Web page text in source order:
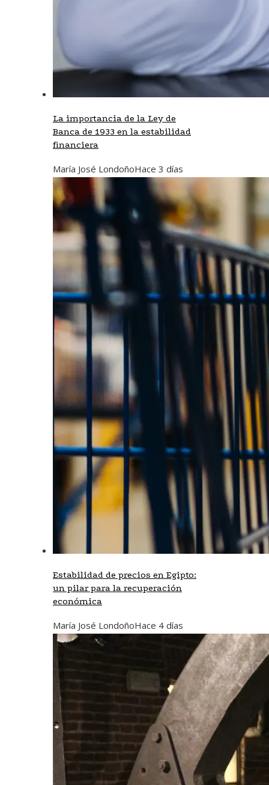
La importancia de la Ley de
Banca de 1933 en la estabilidad
financiera
María José LondoñoHace 3 días
Estabilidad de precios en Egipto:
un pilar para la recuperación
económica
María José LondoñoHace 4 días